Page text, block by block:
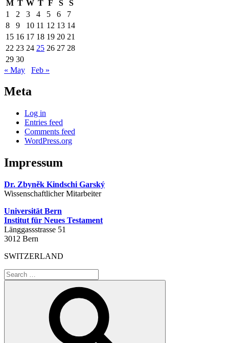
M T W T F S
S
1
2 3 4 5 6
7
8
9 10 11 12 13 14
15 16 17 18 19 20 21
22 23 24 25 26 27 28
29 30
« May
Feb »
Meta
Log in
Entries feed
Comments feed
WordPress.org
Impressum
Dr. Zbyněk Kindschi Garský
Wissenschaftlicher Mitarbeiter
Universität Bern
Institut für Neues Testament
Länggassstrasse 51
3012 Bern
SWITZERLAND
Search
for: